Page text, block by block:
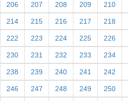
206 207 208 209 210
214 215 216 217 218
222 223 224 225 226
230 231 232 233 234
238 239 240 241 242
246 247 248 249 250